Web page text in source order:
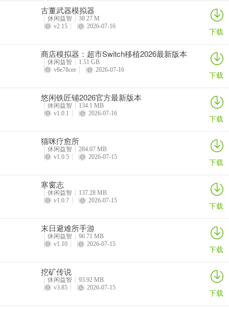
求迁入。房子尽量住满，多留位置给新市民。还有哦，少养婴儿，婴
儿事多不产生经济效益，结婚成本高，慎重考虑。这些攻略能帮你在
游戏里轻松打造精彩人生，快来试试吧！
古董武器模拟器
休闲益智
38.27 M
v2.15
2026-07-16 下载
商店模拟器：超市Switch移植2026最新版本
休闲益智
1.51 GB
v8e78cee
2026-07-16 下载
悠闲铁匠铺2026官方最新版本
休闲益智
134.1 MB
v1.0.1
2026-07-16 下载
猫咪疗愈所
休闲益智
284.07 MB
v1.0.5
2026-07-15 下载
寒窗志
休闲益智
137.28 MB
v1.0.7
2026-07-15 下载
末日避难所手游
休闲益智
96.71 MB
v1.10
2026-07-15 下载
挖矿传说
休闲益智
93.92 MB
v3.85
2026-07-15 下载